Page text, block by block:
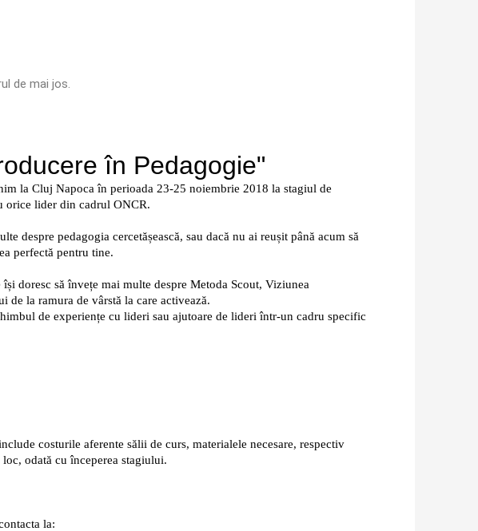
de mai jos.